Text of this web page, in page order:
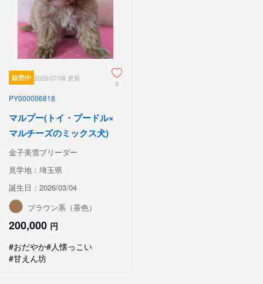
販売中 2026/07/08 更新
0
PY000006818
マルプー(トイ・プードル×
マルチーズのミックス犬)
金子美雪ブリーダー
見学地：埼玉県
誕生日：2026/03/04
ブラウン系（茶色）
200,000 円
#おだやか#人懐っこい
#甘えん坊